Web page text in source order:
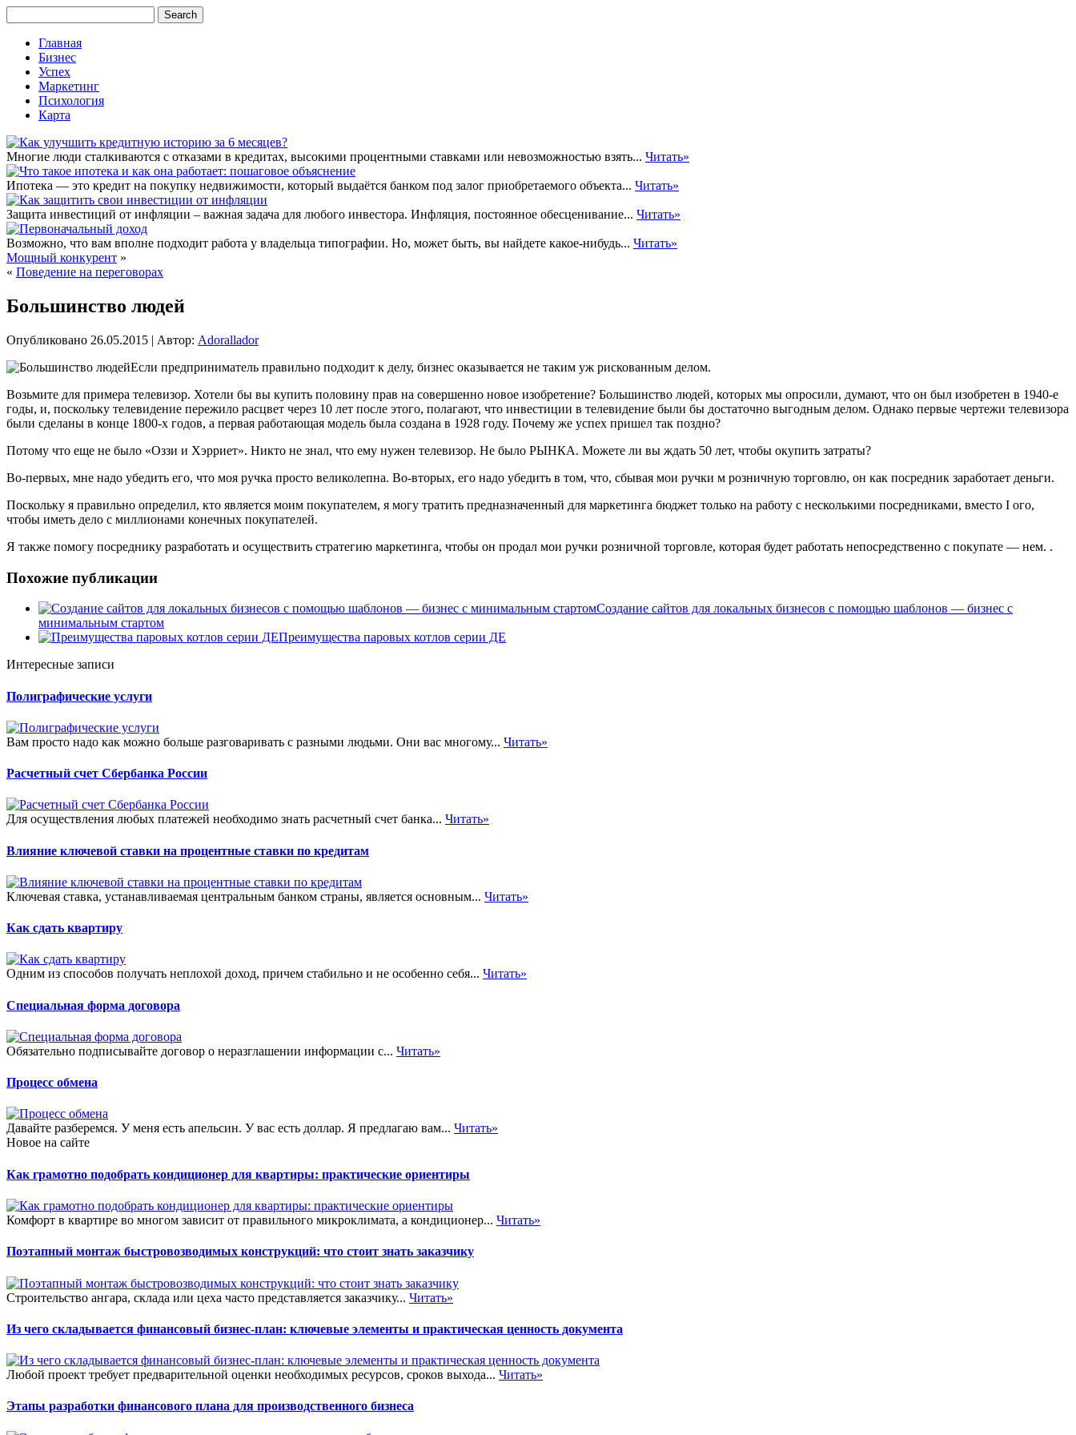
Главная
Бизнес
Успех
Маркетинг
Психология
Карта
Многие люди сталкиваются с отказами в кредитах, высокими процентными ставками или невозможностью взять... Читать»
Ипотека — это кредит на покупку недвижимости, который выдаётся банком под залог приобретаемого объекта... Читать»
Защита инвестиций от инфляции – важная задача для любого инвестора. Инфляция, постоянное обесценивание... Читать»
Возможно, что вам вполне подходит работа у владельца типографии. Но, может быть, вы найдете какое-нибудь... Читать»
Мощный конкурент »
« Поведение на переговорах
Большинство людей
Опубликовано 26.05.2015 | Автор: Adorallador
Если предприниматель правильно подходит к делу, бизнес оказывается не таким уж рискованным делом.
Возьмите для примера телевизор. Хотели бы вы купить половину прав на совершенно новое изобретение? Большинство людей, которых мы опросили, думают, что он был изобретен в 1940-е
годы, и, поскольку телевидение пережило расцвет через 10 лет после этого, полагают, что инвестиции в телевидение были бы достаточно выгодным делом. Однако первые чертежи телевизора
были сделаны в конце 1800-х годов, а первая работающая модель была создана в 1928 году. Почему же успех пришел так поздно?
Потому что еще не было «Оззи и Хэрриет». Никто не знал, что ему нужен телевизор. Не было РЫНКА. Можете ли вы ждать 50 лет, чтобы окупить затраты?
Во-первых, мне надо убедить его, что моя ручка просто великолепна. Во-вторых, его надо убедить в том, что, сбывая мои ручки м розничную торговлю, он как посредник заработает деньги.
Поскольку я правильно определил, кто является моим покупателем, я могу тратить предназначенный для маркетинга бюджет только на работу с несколькими посредниками, вместо I ого,
чтобы иметь дело с миллионами конечных покупателей.
Я также помогу посреднику разработать и осуществить стратегию маркетинга, чтобы он продал мои ручки розничной торговле, которая будет работать непосредственно с покупате — нем. .
Похожие публикации
Создание сайтов для локальных бизнесов с помощью шаблонов — бизнес с
минимальным стартом
Преимущества паровых котлов серии ДЕ
Интересные записи
Полиграфические услуги
Вам просто надо как можно больше разговаривать с разными людьми. Они вас многому... Читать»
Расчетный счет Сбербанка России
Для осуществления любых платежей необходимо знать расчетный счет банка... Читать»
Влияние ключевой ставки на процентные ставки по кредитам
Ключевая ставка, устанавливаемая центральным банком страны, является основным... Читать»
Как сдать квартиру
Одним из способов получать неплохой доход, причем стабильно и не особенно себя... Читать»
Специальная форма договора
Обязательно подписывайте договор о неразглашении информации с... Читать»
Процесс обмена
Давайте разберемся. У меня есть апельсин. У вас есть доллар. Я предлагаю вам... Читать»
Новое на сайте
Как грамотно подобрать кондиционер для квартиры: практические ориентиры
Комфорт в квартире во многом зависит от правильного микроклимата, а кондиционер... Читать»
Поэтапный монтаж быстровозводимых конструкций: что стоит знать заказчику
Строительство ангара, склада или цеха часто представляется заказчику... Читать»
Из чего складывается финансовый бизнес-план: ключевые элементы и практическая ценность документа
Любой проект требует предварительной оценки необходимых ресурсов, сроков выхода... Читать»
Этапы разработки финансового плана для производственного бизнеса